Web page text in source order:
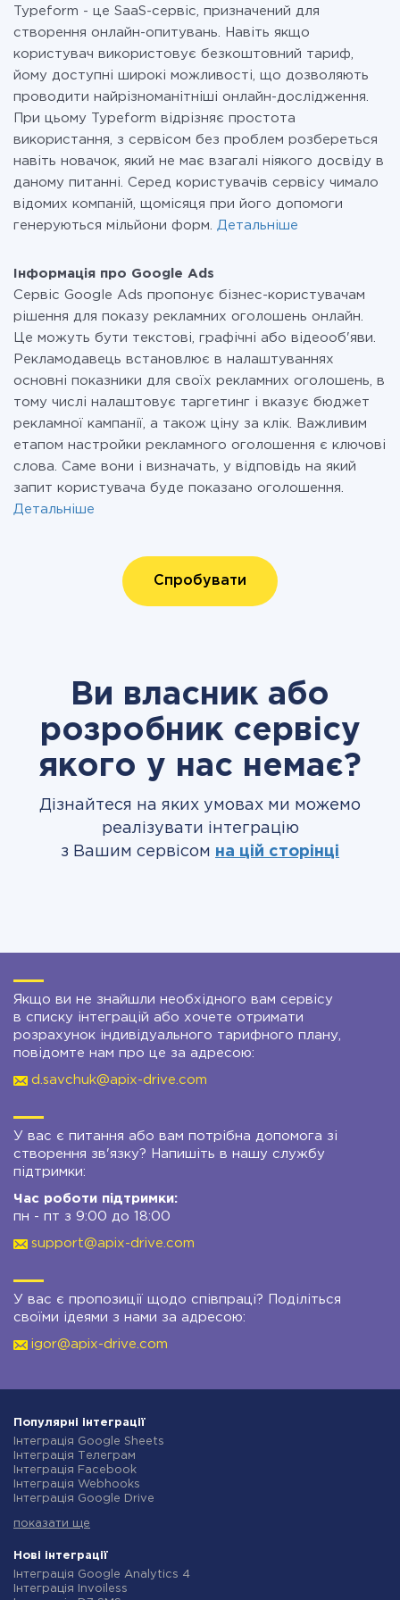
Typeform - це SaaS-сервіс, призначений для
створення онлайн-опитувань. Навіть якщо
користувач використовує безкоштовний тариф,
йому доступні широкі можливості, що дозволяють
проводити найрізноманітніші онлайн-дослідження.
При цьому Typeform відрізняє простота
використання, з сервісом без проблем розбереться
навіть новачок, який не має взагалі ніякого досвіду в
даному питанні. Серед користувачів сервісу чимало
відомих компаній, щомісяця при його допомоги
генеруються мільйони форм. Детальніше
Інформація про Google Ads
Сервіс Google Ads пропонує бізнес-користувачам
рішення для показу рекламних оголошень онлайн.
Це можуть бути текстові, графічні або відеооб'яви.
Рекламодавець встановлює в налаштуваннях
основні показники для своїх рекламних оголошень, в
тому числі налаштовує таргетинг і вказує бюджет
рекламної кампанії, а також ціну за клік. Важливим
етапом настройки рекламного оголошення є ключові
слова. Саме вони і визначать, у відповідь на який
запит користувача буде показано оголошення.
Детальніше
Спробувати
Ви власник або
розробник сервісу
якого у нас немає?
Дізнайтеся на яких умовах ми можемо
реалізувати інтеграцію
з Вашим сервісом на цій сторінці
Якщо ви не знайшли необхідного вам сервісу
в списку інтеграцій або хочете отримати
розрахунок індивідуального тарифного плану,
повідомте нам про це за адресою:
d.savchuk@apix-drive.com
У вас є питання або вам потрібна допомога зі
створення зв'язку? Напишіть в нашу службу
підтримки:
Час роботи підтримки:
пн - пт з 9:00 до 18:00
support@apix-drive.com
У вас є пропозиції щодо співпраці? Поділіться
своїми ідеями з нами за адресою:
igor@apix-drive.com
Популярні інтеграції
Інтеграція Google Sheets
Інтеграція Телеграм
Інтеграція Facebook
Інтеграція Webhooks
Інтеграція Google Drive
Інтеграція Gmail
Інтеграція Rozetka
Інтеграція OpenAI (ChatGPT)
Інтеграція Binotel
показати ще
Нові інтеграції
Інтеграція Google Analytics 4
Інтеграція Invoiless